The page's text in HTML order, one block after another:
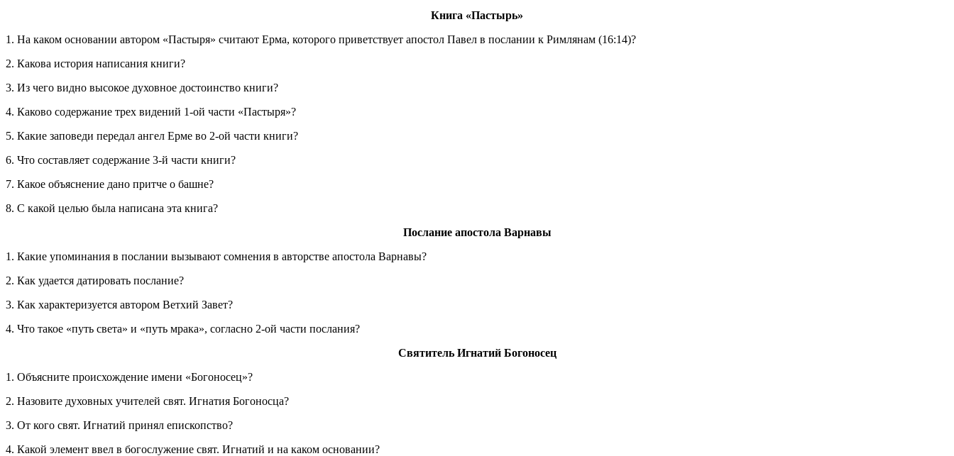
Книга «Пастырь»
1. На каком основании автором «Пастыря» считают Ерма, которого приветствует апостол Павел в послании к Римлянам (16:14)?
2. Какова история написания книги?
3. Из чего видно высокое духовное достоинство книги?
4. Каково содержание трех видений 1-ой части «Пастыря»?
5. Какие заповеди передал ангел Ерме во 2-ой части книги?
6. Что составляет содержание 3-й части книги?
7. Какое объяснение дано притче о башне?
8. С какой целью была написана эта книга?
Послание апостола Варнавы
1. Какие упоминания в послании вызывают сомнения в авторстве апостола Варнавы?
2. Как удается датировать послание?
3. Как характеризуется автором Ветхий Завет?
4. Что такое «путь света» и «путь мрака», согласно 2-ой части послания?
Святитель Игнатий Богоносец
1. Объясните происхождение имени «Богоносец»?
2. Назовите духовных учителей свят. Игнатия Богоносца?
3. От кого свят. Игнатий принял епископство?
4. Какой элемент ввел в богослужение свят. Игнатий и на каком основании?